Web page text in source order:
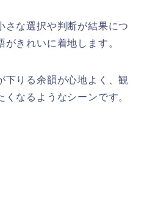
さな選択や判断が結果につ
きれいに着地します。
下りる余韻が心地よく、観
なるようなシーンです。